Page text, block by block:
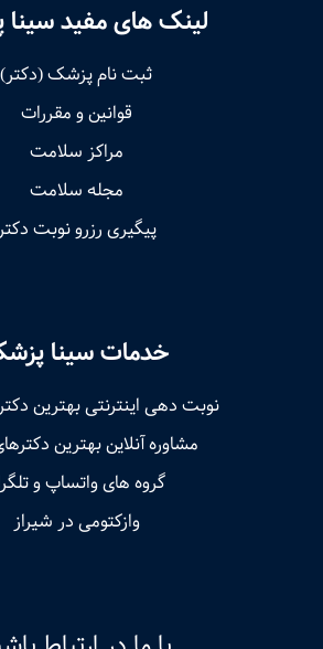
لینک های مفید
ثبت نام پزشک (دکتر)
قوانین و مقررات
مراکز سلامت
مجله سلامت
پیگیری رزرو نوبت دکتر
خدمات سینا
نوبت‌ دهی اینترنتی بهترین
مشاوره آنلاین بهترین
گروه های واتساپ و
وازکتومی در شیراز